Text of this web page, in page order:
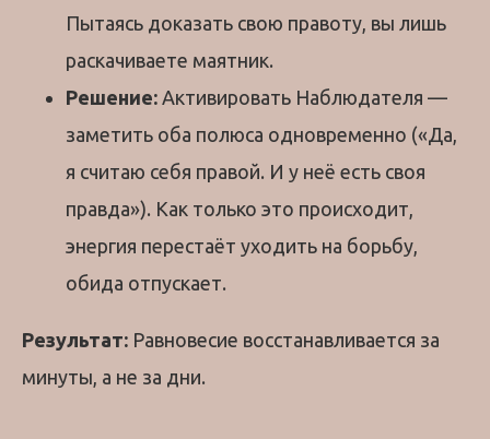
Пытаясь доказать свою правоту, вы лишь
раскачиваете маятник.
Решение: Активировать Наблюдателя —
заметить оба полюса одновременно («Да,
я считаю себя правой. И у неё есть своя
правда»). Как только это происходит,
энергия перестаёт уходить на борьбу,
обида отпускает.
Результат: Равновесие восстанавливается за
минуты, а не за дни.